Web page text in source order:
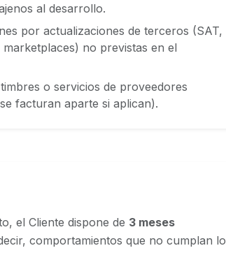
al desarrollo.
por actualizaciones de terceros (SAT,
marketplaces) no previstas en el
o servicios de proveedores
facturan aparte si aplican).
el Cliente dispone de 3 meses
comportamientos que no cumplan lo